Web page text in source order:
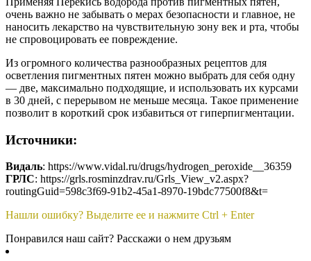
очень важно не забывать о мерах безопасности и главное, не
наносить лекарство на чувствительную зону век и рта, чтобы
не спровоцировать ее повреждение.
Из огромного количества разнообразных рецептов для
осветления пигментных пятен можно выбрать для себя одну
— две, максимально подходящие, и использовать их курсами
в 30 дней, с перерывом не меньше месяца. Такое применение
позволит в короткий срок избавиться от гиперпигментации.
Источники:
Видаль: https://www.vidal.ru/drugs/hydrogen_peroxide__36359
ГРЛС: https://grls.rosminzdrav.ru/Grls_View_v2.aspx?
routingGuid=598c3f69-91b2-45a1-8970-19bdc77500f8&t=
Нашли ошибку? Выделите ее и нажмите Ctrl + Enter
Понравился наш сайт? Расскажи о нем друзьям